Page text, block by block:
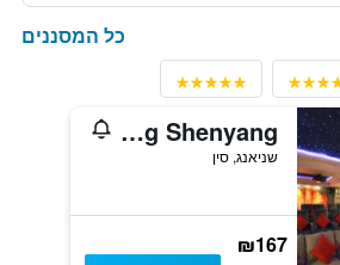
כל המסננים
Somerset Heping Shenyang
שניאנג, סין
₪167